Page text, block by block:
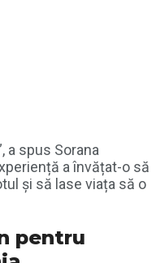
a spus Sorana
a învățat-o să
și să lase viața să o
pentru